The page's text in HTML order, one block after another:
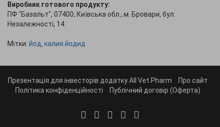
Виробник готового продукту:
ПФ "Базальт", 07400, Київська обл., м. Бровари, бул.
Незалежності, 14
Мітки: йод, калия йодид
Презентація для інвесторів додатку All Vet Pharm
Про сайт
Політика конфіденційності
Публічний договір (Оферта)